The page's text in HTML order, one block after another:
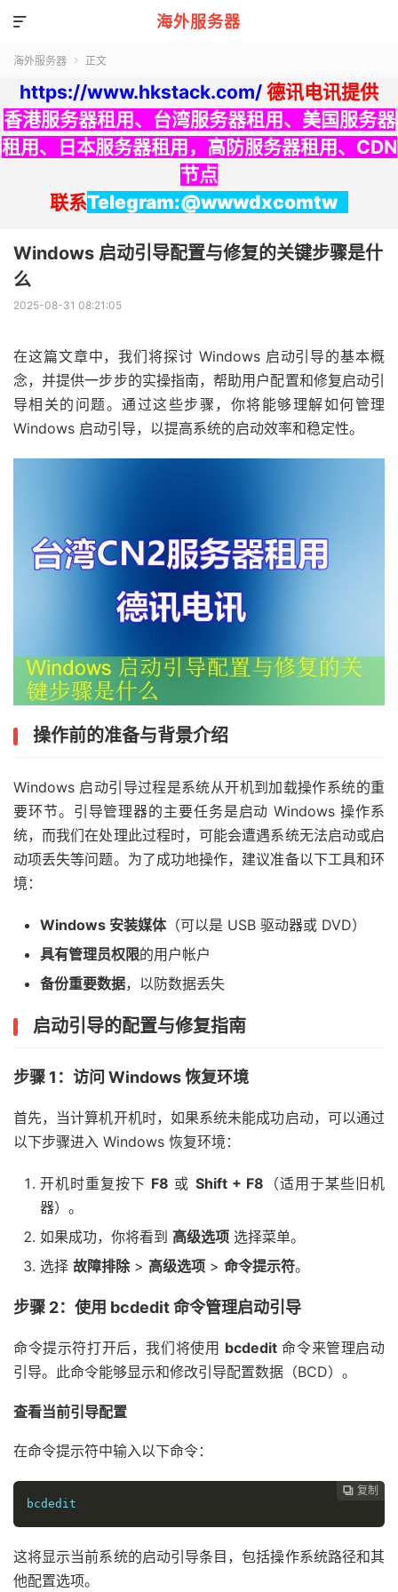
海外服务器

海外服务器  正文
https://www.hkstack.com/ 德讯电讯提供
香港服务器租用、 台湾服务器租用、 美国服务器
租用、 日本服务器租用 ， 高防服务器租用、 CDN
节点
联系Telegram:@wwwdxcomtw
Windows 启动引导配置与修复的关键步骤是什
么
2025-08-31 08:21:05
在这篇文章中，我们将探讨 Windows 启动引导的基本概
念，并提供一步步的实操指南，帮助用户配置和修复启动引
导相关的问题。通过这些步骤，你将能够理解如何管理
Windows 启动引导，以提高系统的启动效率和稳定性。
操作前的准备与背景介绍
Windows 启动引导过程是系统从开机到加载操作系统的重
要环节。引导管理器的主要任务是启动 Windows 操作系
统，而我们在处理此过程时，可能会遭遇系统无法启动或启
动项丢失等问题。为了成功地操作，建议准备以下工具和环
境：
Windows 安装媒体（可以是 USB 驱动器或 DVD）
具有管理员权限的用户帐户
备份重要数据，以防数据丢失
启动引导的配置与修复指南
步骤 1：访问 Windows 恢复环境
首先，当计算机开机时，如果系统未能成功启动，可以通过
以下步骤进入 Windows 恢复环境：
开机时重复按下 F8 或 Shift + F8 （适用于某些旧机
器）。
如果成功，你将看到 高级选项 选择菜单。
选择 故障排除> 高级选项 > 命令提示符。
步骤 2：使用 bcdedit 命令管理启动引导
命令提示符打开后，我们将使用 bcdedit命令来管理启动
引导。此命令能够显示和修改引导配置数据（BCD）。
查看当前引导配置
在命令提示符中输入以下命令：
 复制
 复制
 复制
 复制
 复制
 复制
bcdedit
这将显示当前系统的启动引导条目，包括操作系统路径和其
他配置选项。